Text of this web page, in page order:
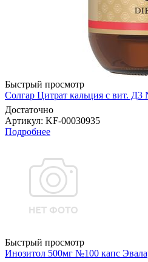
Быстрый просмотр
Солгар Цитрат кальция с вит. Д3
Достаточно
Артикул: KF-00030935
Подробнее
Быстрый просмотр
Инозитол 500мг №100 капс